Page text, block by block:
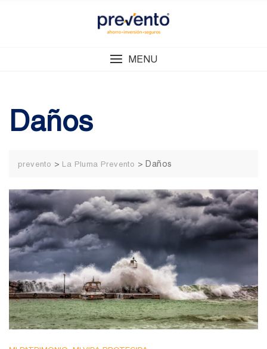
MENU
Daños
prevento > La Pluma Prevento > Daños